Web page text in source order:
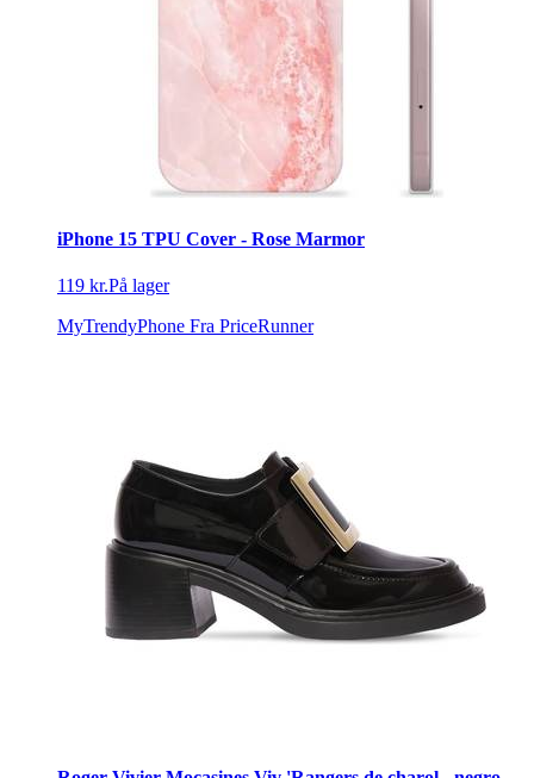
iPhone 15 TPU Cover - Rose Marmor
119 kr.På lager
MyTrendyPhone Fra PriceRunner